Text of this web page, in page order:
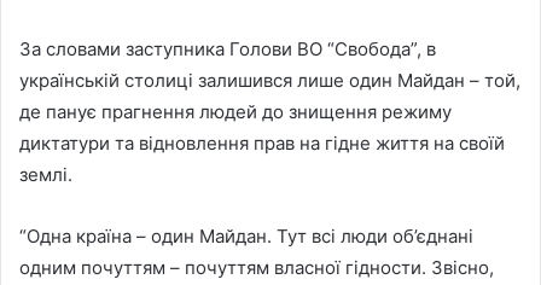
За словами заступника Голови ВО “Свобода”, в
українській столиці залишився лише один Майдан – той,
де панує прагнення людей до знищення режиму
диктатури та відновлення прав на гідне життя на своїй
землі.
“Одна країна – один Майдан. Тут всі люди об’єднані
одним почуттям – почуттям власної гідности. Звісно,